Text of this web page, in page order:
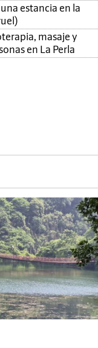
estancia en la
masaje y
en La Perla